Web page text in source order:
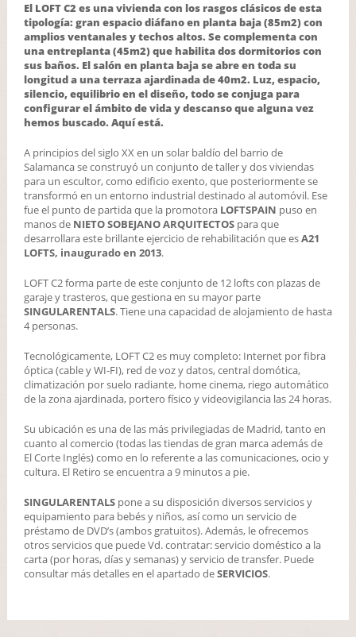
El LOFT C2 es una vivienda con los rasgos clásicos de esta
tipología: gran espacio diáfano en planta baja (85m2) con
amplios ventanales y techos altos. Se complementa con
una entreplanta (45m2) que habilita dos dormitorios con
sus baños. El salón en planta baja se abre en toda su
longitud a una terraza ajardinada de 40m2. Luz, espacio,
silencio, equilibrio en el diseño, todo se conjuga para
configurar el ámbito de vida y descanso que alguna vez
hemos buscado. Aquí está.
A principios del siglo XX en un solar baldío del barrio de
Salamanca se construyó un conjunto de taller y dos viviendas
para un escultor, como edificio exento, que posteriormente se
transformó en un entorno industrial destinado al automóvil. Ese
fue el punto de partida que la promotora LOFTSPAIN puso en
manos de NIETO SOBEJANO ARQUITECTOSpara que
desarrollara este brillante ejercicio de rehabilitación que esA21
LOFTS, inaugurado en 2013.
LOFT C2 forma parte de este conjunto de 12 lofts con plazas de
garaje y trasteros, que gestiona en su mayor parte
SINGULARENTALS. Tiene una capacidad de alojamiento de hasta
4 personas.
Tecnológicamente, LOFT C2 es muy completo: Internet por fibra
óptica (cable y WI-FI), red de voz y datos, central domótica,
climatización por suelo radiante, home cinema, riego automático
de la zona ajardinada, portero físico y videovigilancia las 24 horas.
Su ubicación es una de las más privilegiadas de Madrid, tanto en
cuanto al comercio (todas las tiendas de gran marca además de
El Corte Inglés) como en lo referente a las comunicaciones, ocio y
cultura. El Retiro se encuentra a 9 minutos a pie.
SINGULARENTALSpone a su disposición diversos servicios y
equipamiento para bebés y niños, así como un servicio de
préstamo de DVD’s (ambos gratuitos). Además, le ofrecemos
otros servicios que puede Vd. contratar: servicio doméstico a la
carta (por horas, días y semanas) y servicio de transfer. Puede
consultar más detalles en el apartado deSERVICIOS.